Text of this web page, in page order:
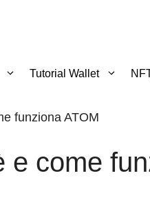
Tutorial Wallet
funziona ATOM
e come